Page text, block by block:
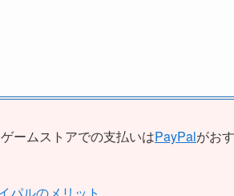
ームストアでの支払いはPayPalがお